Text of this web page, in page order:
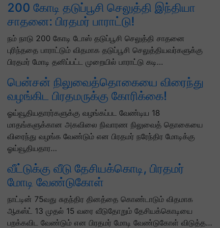
200 கோடி தடுப்பூசி செலுத்தி இந்தியா
சாதனை: பிரதமர் பாராட்டு!
நம் நாடு 200 கோடி டோஸ் தடுப்பூசி செலுத்தி சாதனை
புரிந்ததை பாராட்டும் விதமாக தடுப்பூசி செலுத்தியவர்களுக்கு
பிரதமர் மோடி தனிப்பட்ட முறையில் பாராட்டு கடி…
பென்சன் நிலுவைத்தொகையை விரைந்து
வழங்கிட பிரதமருக்கு கோரிக்கை!
ஓய்வூதியதாரர்களுக்கு வழங்கப்பட வேண்டிய 18
மாதங்களுக்கான அகவிலை நிவாரண நிலுவைத் தொகையை
விரைந்து வழங்க வேண்டும் என பிரதமர் நரேந்திர மோடிக்கு
ஓய்வூதியதார…
வீட்டுக்கு வீடு தேசியக்கொடி, பிரதமர்
மோடி வேண்டுகோள்
நாட்டின் 75வது சுதந்திர தினத்தை கொண்டாடும் விதமாக
ஆகஸ்ட் 13 முதல் 15 வரை வீடுதோறும் தேசியக்கொடியை
பறக்கவிட வேண்டும் என பிரதமர் மோடி வேண்டுகோள் விடுத்த…